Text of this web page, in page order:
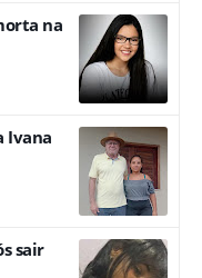
na
Ivana
sair